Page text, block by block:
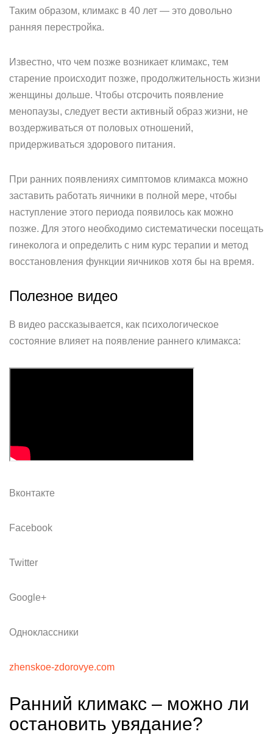
Таким образом, климакс в 40 лет — это довольно
ранняя перестройка.
Известно, что чем позже возникает климакс, тем
старение происходит позже, продолжительность жизни
женщины дольше. Чтобы отсрочить появление
менопаузы, следует вести активный образ жизни, не
воздерживаться от половых отношений,
придерживаться здорового питания.
При ранних появлениях симптомов климакса можно
заставить работать яичники в полной мере, чтобы
наступление этого периода появилось как можно
позже. Для этого необходимо систематически посещать
гинеколога и определить с ним курс терапии и метод
восстановления функции яичников хотя бы на время.
Полезное видео
В видео рассказывается, как психологическое
состояние влияет на появление раннего климакса:
Вконтакте
Facebook
Twitter
Google+
Одноклассники
zhenskoe-zdorovye.com
Ранний климакс – можно ли
остановить увядание?